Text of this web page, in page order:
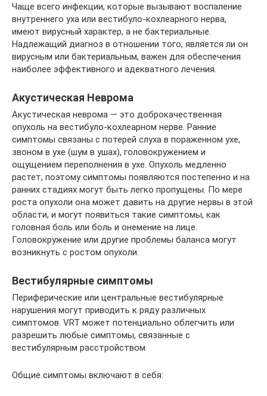
Чаще всего инфекции, которые вызывают воспаление
внутреннего уха или вестибуло-кохлеарного нерва,
имеют вирусный характер, а не бактериальные.
Надлежащий диагноз в отношении того, является ли он
вирусным или бактериальным, важен для обеспечения
наиболее эффективного и адекватного лечения.
Акустическая Неврома
Акустическая неврома — это доброкачественная
опухоль на вестибуло-кохлеарном нерве. Ранние
симптомы связаны с потерей слуха в пораженном ухе,
звоном в ухе (шум в ушах), головокружением и
ощущением переполнения в ухе. Опухоль медленно
растет, поэтому симптомы появляются постепенно и на
ранних стадиях могут быть легко пропущены. По мере
роста опухоли она может давить на другие нервы в этой
области, и могут появиться такие симптомы, как
головная боль или боль и онемение на лице.
Головокружение или другие проблемы баланса могут
возникнуть с ростом опухоли.
Вестибулярные симптомы
Периферические или центральные вестибулярные
нарушения могут приводить к ряду различных
симптомов. VRT может потенциально облегчить или
разрешить любые симптомы, связанные с
вестибулярным расстройством.
Общие симптомы включают в себя: